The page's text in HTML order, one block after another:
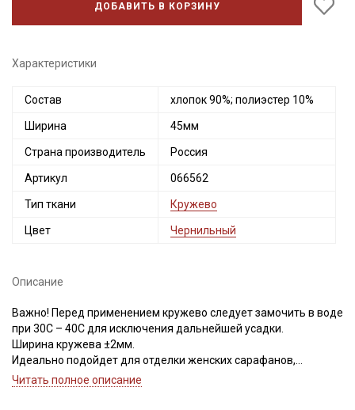
ДОБАВИТЬ В КОРЗИНУ
Характеристики
Состав хлопок 90%; полиэстер 10%
Ширина 45мм
Страна производитель Россия
Артикул 066562
Тип ткани Кружево
Цвет Чернильный
Описание
Важно! Перед применением кружево следует замочить в воде
при 30С – 40С для исключения дальнейшей усадки.
Ширина кружева ±2мм.
Идеально подойдет для отделки женских сарафанов,
платьев, юбок, рукавов.
Читать полное описание